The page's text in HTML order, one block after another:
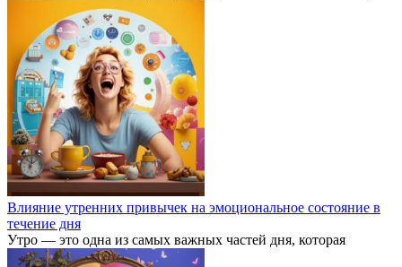
Влияние утренних привычек на эмоциональное состояние в
течение дня
Утро — это одна из самых важных частей дня, которая